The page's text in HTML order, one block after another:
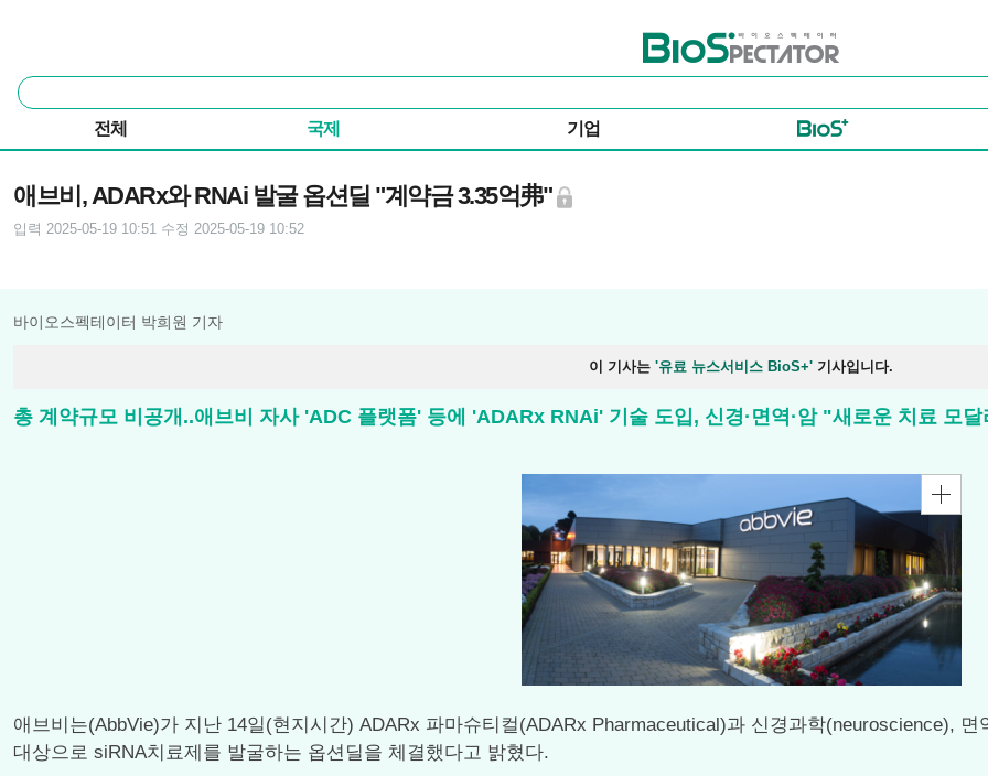
바이오스펙테이터
통
합
색
전체 국제 기업
애브비, ADARx와 RNAi 발굴 옵션딜 "계약금 3.35억弗"
입력 2025-05-19 10:51 수정 2025-05-19 10:52
바이오스펙테이터 박희원 기자
이 기사는 '유료 뉴스서비스 BioS+' 기사입니다.
총 계약규모 비공개..애브비 자사 'ADC 플랫폼' 등에 'ADARx RNAi' 기술 도입, 신경·면역·암 "새로운 치료 모
애브비는(AbbVie)가 지난 14일(현지시간) ADARx 파마슈티컬(ADARx Pharmaceutical)과 신경과학(neuroscience),
대상으로 siRNA치료제를 발굴하는 옵션딜을 체결했다고 밝혔다.